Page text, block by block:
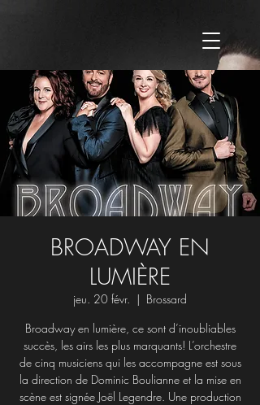
BROADWAY EN
LUMIÈRE
jeu. 20 févr.
  |
Brossard
Broadway en lumière, ce sont d’inoubliables
succès, les airs les plus marquants! L’orchestre
de cinq musiciens qui les accompagne est sous
la direction de Dominic Boulianne et la mise en
scène est signée Joël Legendre. Une production